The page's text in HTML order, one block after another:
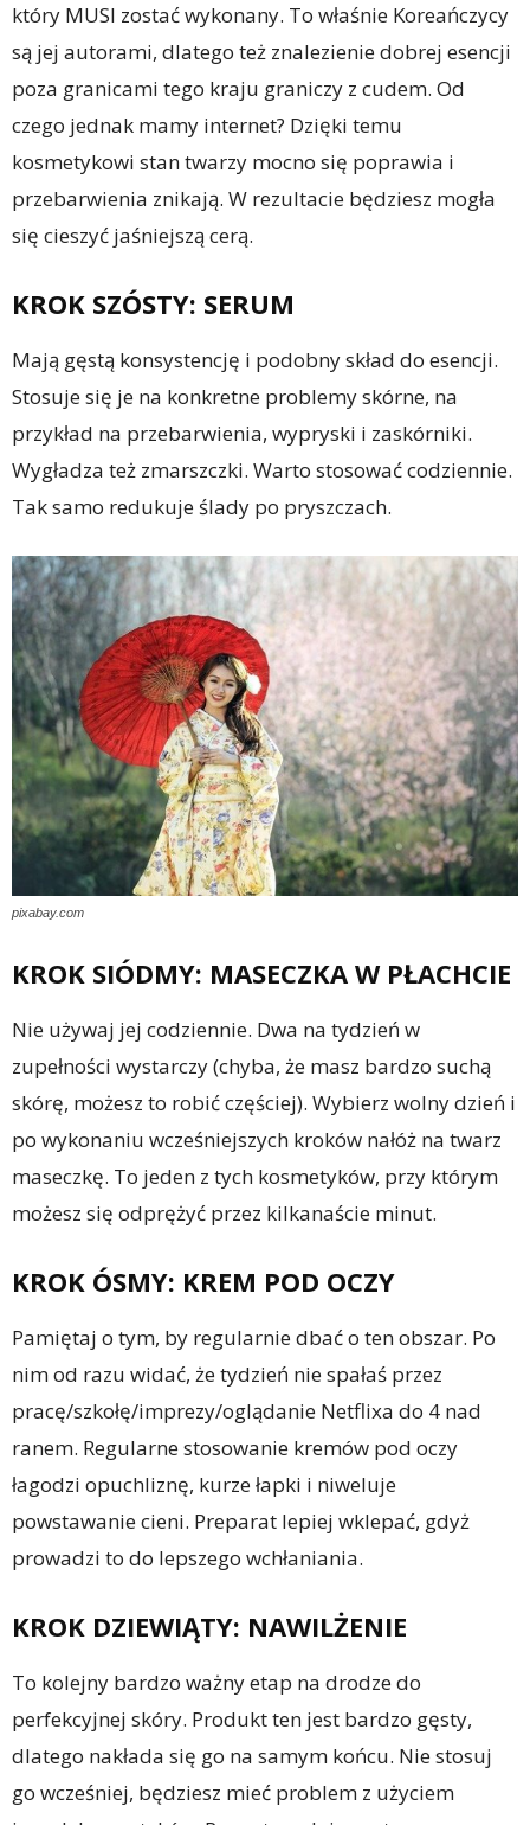
który MUSI zostać wykonany. To właśnie Koreańczycy
są jej autorami, dlatego też znalezienie dobrej esencji
poza granicami tego kraju graniczy z cudem. Od
czego jednak mamy internet? Dzięki temu
kosmetykowi stan twarzy mocno się poprawia i
przebarwienia znikają. W rezultacie będziesz mogła
się cieszyć jaśniejszą cerą.
KROK SZÓSTY: SERUM
Mają gęstą konsystencję i podobny skład do esencji.
Stosuje się je na konkretne problemy skórne, na
przykład na przebarwienia, wypryski i zaskórniki.
Wygładza też zmarszczki. Warto stosować codziennie.
Tak samo redukuje ślady po pryszczach.
pixabay.com
KROK SIÓDMY: MASECZKA W PŁACHCIE
Nie używaj jej codziennie. Dwa na tydzień w
zupełności wystarczy (chyba, że masz bardzo suchą
skórę, możesz to robić częściej). Wybierz wolny dzień i
po wykonaniu wcześniejszych kroków nałóż na twarz
maseczkę. To jeden z tych kosmetyków, przy którym
możesz się odprężyć przez kilkanaście minut.
KROK ÓSMY: KREM POD OCZY
Pamiętaj o tym, by regularnie dbać o ten obszar. Po
nim od razu widać, że tydzień nie spałaś przez
pracę/szkołę/imprezy/oglądanie Netflixa do 4 nad
ranem. Regularne stosowanie kremów pod oczy
łagodzi opuchliznę, kurze łapki i niweluje
powstawanie cieni. Preparat lepiej wklepać, gdyż
prowadzi to do lepszego wchłaniania.
KROK DZIEWIĄTY: NAWILŻENIE
To kolejny bardzo ważny etap na drodze do
perfekcyjnej skóry. Produkt ten jest bardzo gęsty,
dlatego nakłada się go na samym końcu. Nie stosuj
go wcześniej, będziesz mieć problem z użyciem